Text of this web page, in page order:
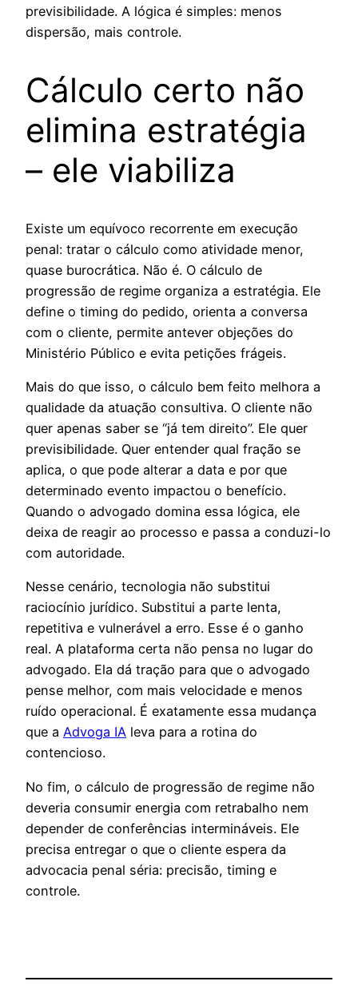
previsibilidade. A lógica é simples: menos
dispersão, mais controle.
Cálculo certo não
elimina estratégia
– ele viabiliza
Existe um equívoco recorrente em execução
penal: tratar o cálculo como atividade menor,
quase burocrática. Não é. O cálculo de
progressão de regime organiza a estratégia. Ele
define o timing do pedido, orienta a conversa
com o cliente, permite antever objeções do
Ministério Público e evita petições frágeis.
Mais do que isso, o cálculo bem feito melhora a
qualidade da atuação consultiva. O cliente não
quer apenas saber se “já tem direito”. Ele quer
previsibilidade. Quer entender qual fração se
aplica, o que pode alterar a data e por que
determinado evento impactou o benefício.
Quando o advogado domina essa lógica, ele
deixa de reagir ao processo e passa a conduzi-lo
com autoridade.
Nesse cenário, tecnologia não substitui
raciocínio jurídico. Substitui a parte lenta,
repetitiva e vulnerável a erro. Esse é o ganho
real. A plataforma certa não pensa no lugar do
advogado. Ela dá tração para que o advogado
pense melhor, com mais velocidade e menos
ruído operacional. É exatamente essa mudança
que a Advoga IA leva para a rotina do
contencioso.
No fim, o cálculo de progressão de regime não
deveria consumir energia com retrabalho nem
depender de conferências intermináveis. Ele
precisa entregar o que o cliente espera da
advocacia penal séria: precisão, timing e
controle.